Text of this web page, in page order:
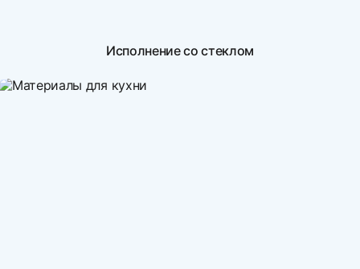
Исполнение со стеклом